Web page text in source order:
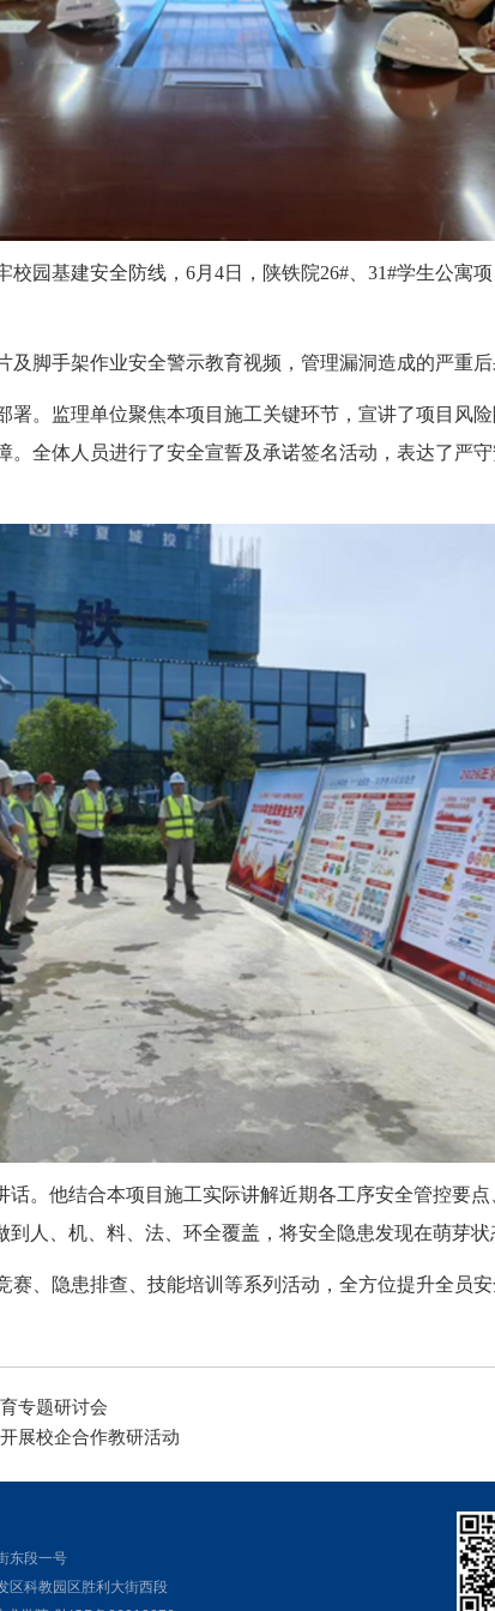
园基建安全防线，6月4日，陕铁院26#、31#学生公寓
脚手架作业安全警示教育视频，管理漏洞造成的严重
。监理单位聚焦本项目施工关键环节，宣讲了项目风
全体人员进行了安全宣誓及承诺签名活动，表达了严
。他结合本项目施工实际讲解近期各工序安全管控要
人、机、料、法、环全覆盖，将安全隐患发现在萌芽状
、隐患排查、技能培训等系列活动，全方位提升全员
专题研讨会
展校企合作教研活动
东段一号
区科教园区胜利大街西段